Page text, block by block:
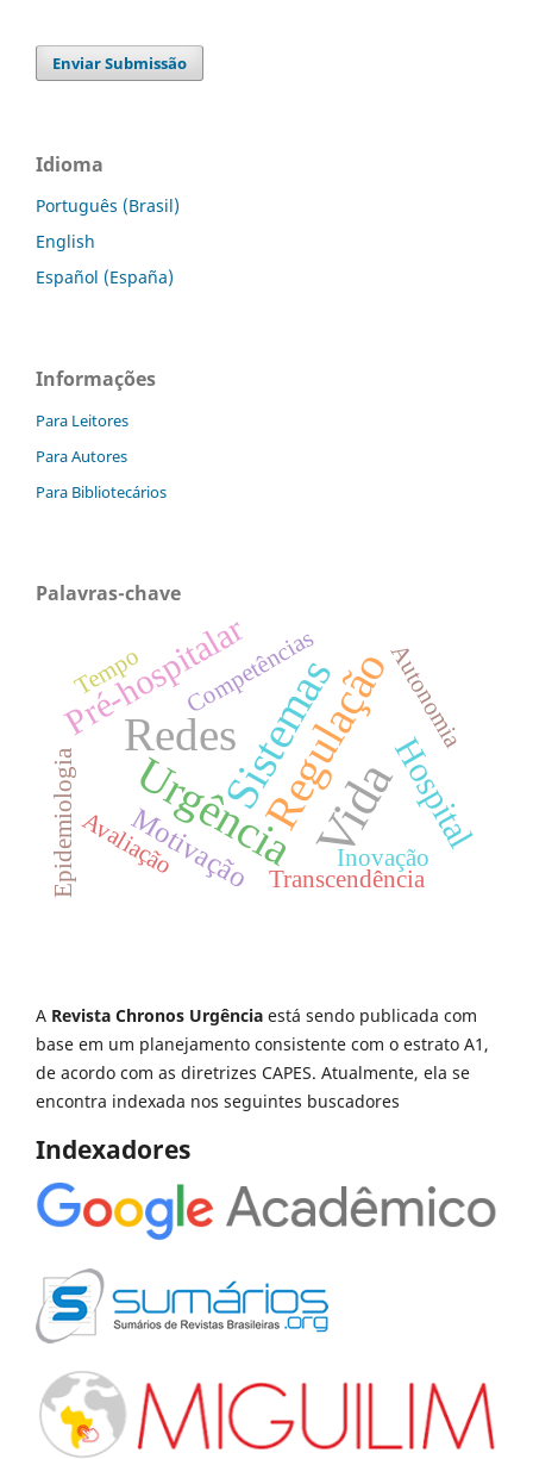
Enviar Submissão
Idioma
Português (Brasil)
English
Español (España)
Informações
Para Leitores
Para Autores
Para Bibliotecários
Palavras-chave
Vida
Regulação
Urgência
RedesSistemas Hospital
Pré-hospitalar
Motivação Inovação
Avaliação
Competências
Tempo
Transcendência
Autonomia
Epidemiologia
A Revista Chronos Urgência está sendo publicada com
base em um planejamento consistente com o estrato A1,
de acordo com as diretrizes CAPES. Atualmente, ela se
encontra indexada nos seguintes buscadores
Indexadores